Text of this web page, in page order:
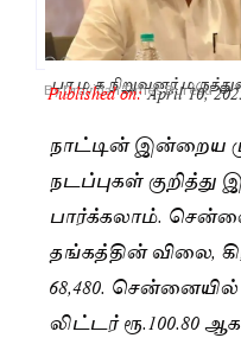
பா.ம.க நிறுவனர்
ByDravidan Times Bureau
Published on:April 10,
நாட்டின் இன்றைய
நடப்புகள் குறித்து
பார்க்கலாம்.
தங்கத்தின் விலை,
68,480.
லிட்டர் ரூ.100.80